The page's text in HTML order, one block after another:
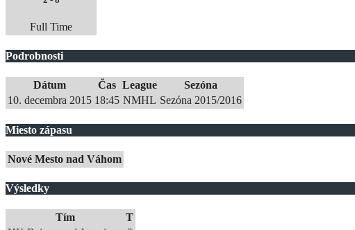
Full Time
Podrobnosti
Dátum Čas League
Sezóna
10. decembra 2015 18:45 NMHL Sezóna 2015/2016
Miesto zápasu
Nové Mesto nad Váhom
Výsledky
Tím
T